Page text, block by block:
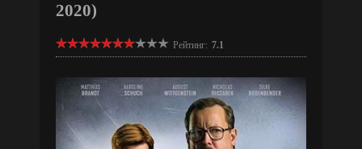
2020)
Рейтинг: 7.1